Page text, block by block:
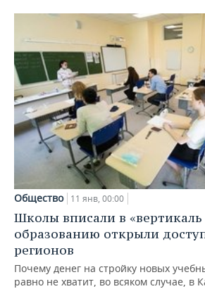
Общество 11 янв, 00:00
Школы вписали в «вертикаль
образованию открыли
регионов
Почему денег на стройку новых
равно не хватит, во всяком случае, в